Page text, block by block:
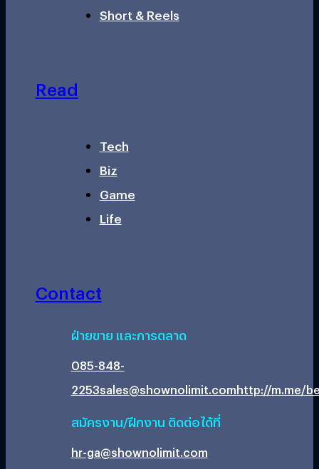
Short & Reels
Read
Tech
Biz
Game
Life
Contact
ฝ่ายขาย และการตลาด
085-848-
2253sales@shownolimit.comhttp://m.me/
สมัครงาน/ฝึกงาน ติดต่อได้ที่
hr-ga@shownolimit.com